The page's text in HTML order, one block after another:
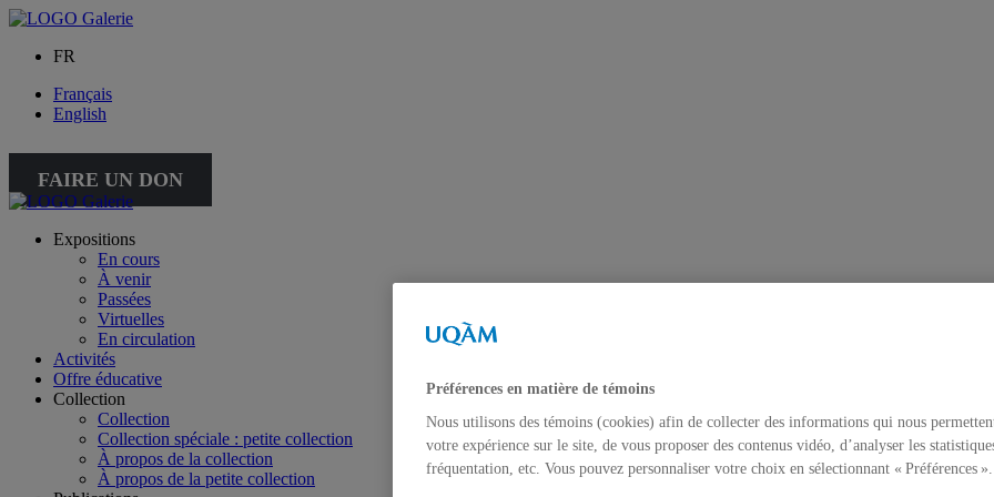
FR
Français
English
FAIRE UN DON
Expositions
En cours
À venir
Passées
Virtuelles
En circulation
Activités
Offre éducative
Collection
Collection
Collection spéciale : petite collection
À propos de la collection
À propos de la petite collection
Préférences en matière de témoins
Nous utilisons des témoins (cookies) afin de collecter des informations qui nous
votre expérience sur le site, de vous proposer des contenus vidéo, d’analyser les
fréquentation, etc. Vous pouvez personnaliser votre choix en sélectionnant « Préférences ».